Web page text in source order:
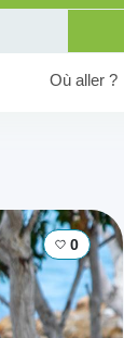
Où aller ?
0